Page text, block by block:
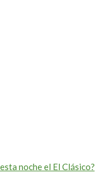
noche el El Clásico?